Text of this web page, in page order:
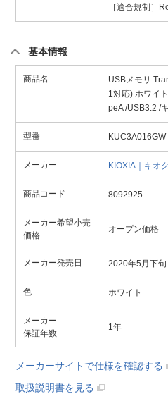
［適合規制］
基本情報
商品名
USBメモリ
1対応) ホワイ
peA /USB3.2 /
型番 KUC3A016GW
メーカー KIOXIA｜キオ
商品コード 8092925
メーカー希望小売
価格
オープン価格
メーカー発売日 2020年5月下旬
色 ホワイト
メーカー
保証年数
1年
メーカーサイトで仕様を確認する
取扱説明書を見る